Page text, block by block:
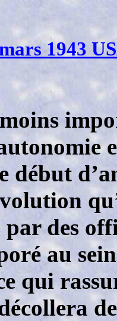
1943
début
des
au
qui